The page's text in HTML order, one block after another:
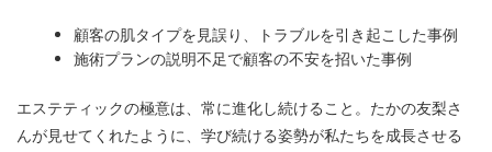
顧客の肌タイプを見誤り、トラブルを引き起こした事例
施術プランの説明不足で顧客の不安を招いた事例
エステティックの極意は、常に進化し続けること。たかの友梨さ
んが見せてくれたように、学び続ける姿勢が私たちを成長させる